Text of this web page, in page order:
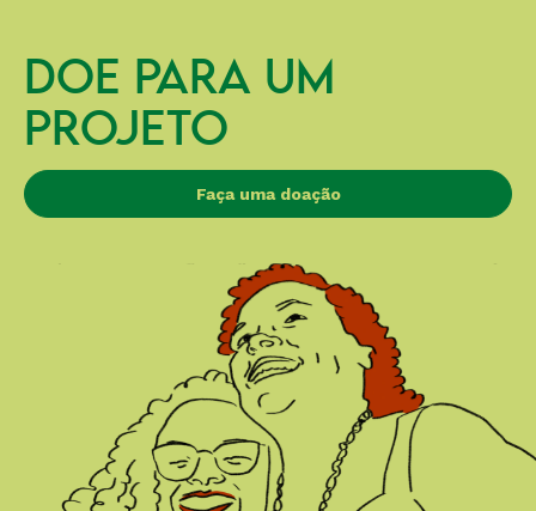
DOE PARA UM
PROJETO
Faça uma doação